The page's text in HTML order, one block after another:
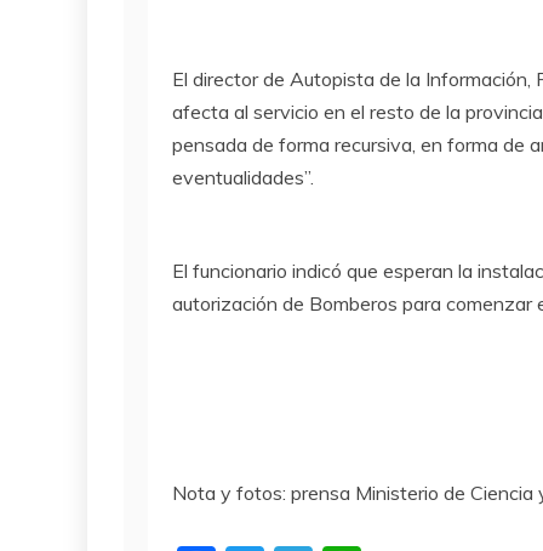
El director de Autopista de la Información,
afecta al servicio en el resto de la
pensada de forma recursiva, en forma de
eventualidades”.
El funcionario indicó que esperan la
autorización de Bomberos para comenzar
Nota y fotos: prensa Ministerio de Ciencia